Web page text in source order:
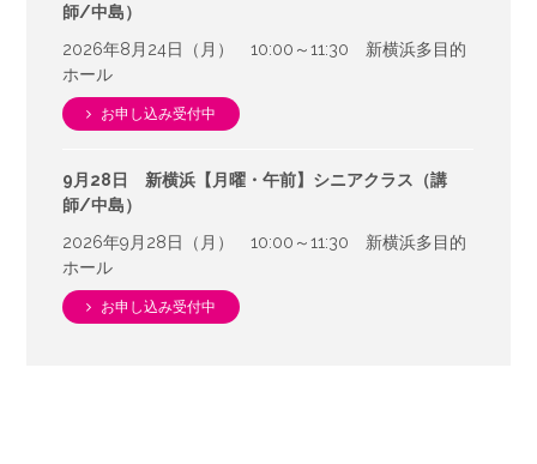
師/中島）
2026年8月24日（月） 10:00～11:30 新横浜多目的
ホール
お申し込み受付中
9月28日 新横浜【月曜・午前】シニアクラス（講
師/中島）
2026年9月28日（月） 10:00～11:30 新横浜多目的
ホール
お申し込み受付中